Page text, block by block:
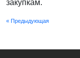
закупкам.
« Предыдующая